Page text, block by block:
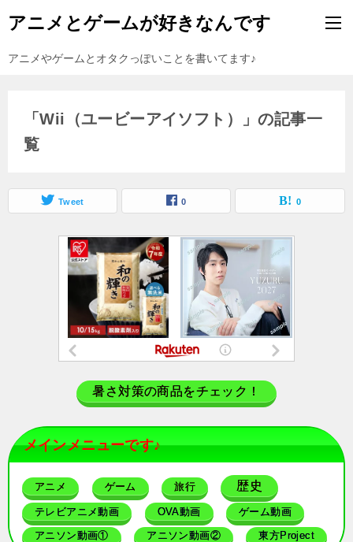
アニメとゲームが好きなんです
アニメやゲームとオタクっぽいことを書いてます♪
「Wii（ユービーアイソフト）」の記事一
覧
Tweet 0 0
暑さ対策の商品をチェック！
メインメニューです♪
アニメ ゲーム 旅行 歴史
テレビアニメ動画 OVA動画 ゲーム動画
アニソン動画① アニソン動画② 東方Project